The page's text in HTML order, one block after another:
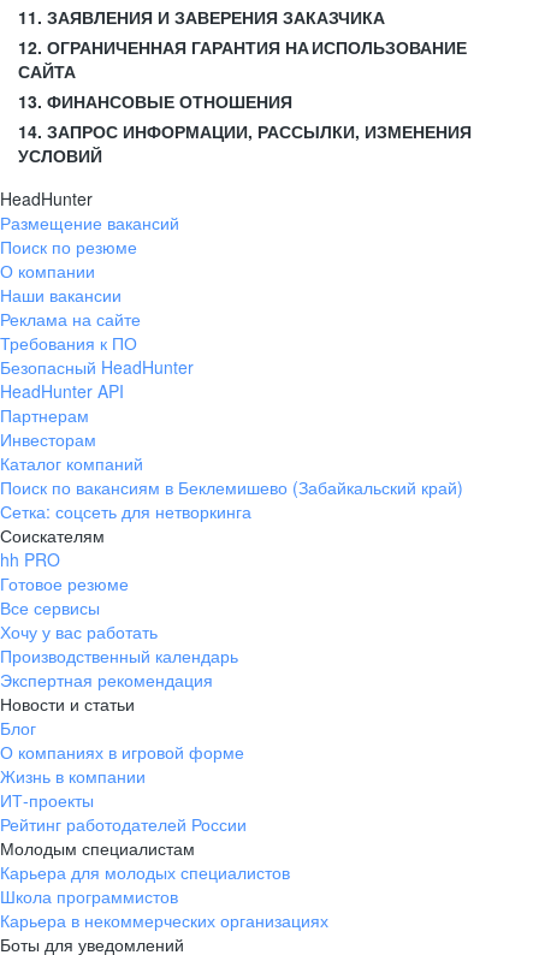
11. ЗАЯВЛЕНИЯ И ЗАВЕРЕНИЯ ЗАКАЗЧИКА
12. ОГРАНИЧЕННАЯ ГАРАНТИЯ НА ИСПОЛЬЗОВАНИЕ
САЙТА
13. ФИНАНСОВЫЕ ОТНОШЕНИЯ
14. ЗАПРОС ИНФОРМАЦИИ, РАССЫЛКИ, ИЗМЕНЕНИЯ
УСЛОВИЙ
HeadHunter
Размещение вакансий
Поиск по резюме
О компании
Наши вакансии
Реклама на сайте
Требования к ПО
Безопасный HeadHunter
HeadHunter API
Партнерам
Инвесторам
Каталог компаний
Поиск по вакансиям в Беклемишево (Забайкальский край)
Сетка: соцсеть для нетворкинга
Соискателям
hh PRO
Готовое резюме
Все сервисы
Хочу у вас работать
Производственный календарь
Экспертная рекомендация
Новости и статьи
Блог
О компаниях в игровой форме
Жизнь в компании
ИТ-проекты
Рейтинг работодателей России
Молодым специалистам
Карьера для молодых специалистов
Школа программистов
Карьера в некоммерческих организациях
Боты для уведомлений